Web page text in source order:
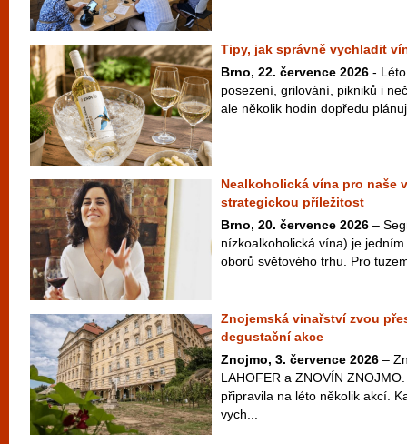
Tipy, jak správně vychladit
Brno, 22. července 2026 -
posezení, grilování, pikniků i
ale několik hodin dopředu
Nealkoholická vína pro naše
strategickou příležitost
Brno, 20. července 2026 –
nízkoalkoholická vína) je
oborů světového trhu. Pro
Znojemská vinařství zvou
degustační akce
Znojmo, 3. července 2026 –
LAHOFER a ZNOVÍN
připravila na léto několik akcí.
vych...